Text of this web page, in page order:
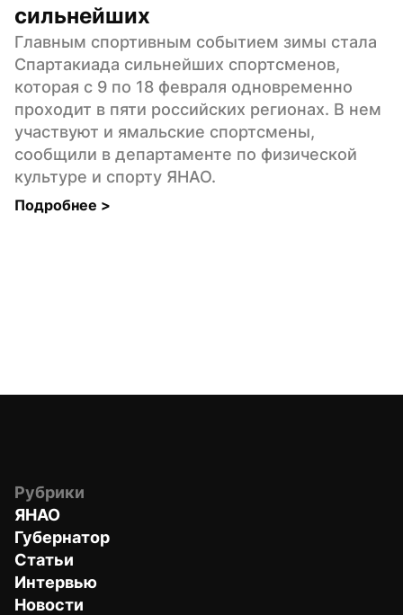
сильнейших
Главным спортивным событием зимы стала
Спартакиада сильнейших спортсменов,
которая с 9 по 18 февраля одновременно
проходит в пяти российских регионах. В нем
участвуют и ямальские спортсмены,
сообщили в департаменте по физической
культуре и спорту ЯНАО.
Подробнее >
Рубрики
ЯНАО
Губернатор
Статьи
Интервью
Новости